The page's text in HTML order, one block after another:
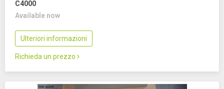
C4000
Available now
Ulteriori informazioni
Richieda un prezzo